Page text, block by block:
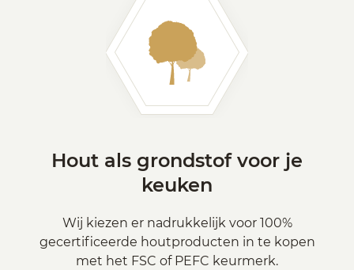
Hout als grondstof voor je
keuken
Wij kiezen er nadrukkelijk voor 100%
gecertificeerde houtproducten in te kopen
met het FSC of PEFC keurmerk.